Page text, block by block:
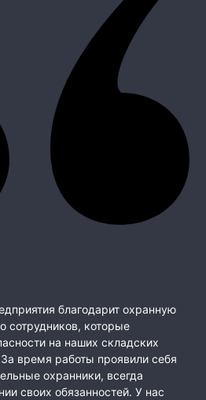
благодарит охранную
которые
на наших складских
время работы проявили себя
охранники, всегда
своих обязанностей. У нас